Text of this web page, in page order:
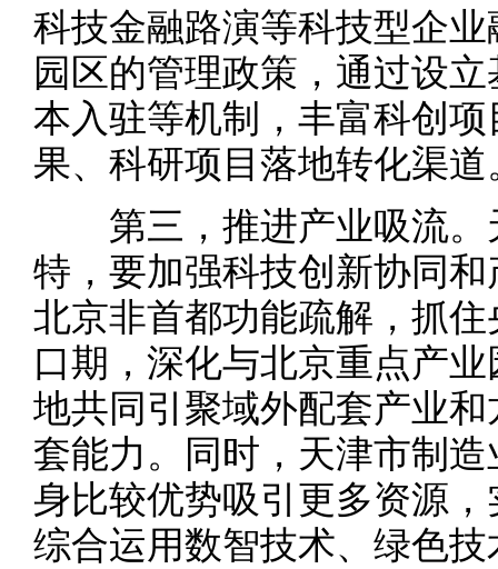
科技金融路演等科技型企
园区的管理政策，通过设
本入驻等机制，丰富科创
果、科研项目落地转化渠道
第三，推进产业吸流。
特，要加强科技创新协同
北京非首都功能疏解，抓
口期，深化与北京重点产
地共同引聚域外配套产业
套能力。同时，天津市制
身比较优势吸引更多资源
综合运用数智技术、绿色